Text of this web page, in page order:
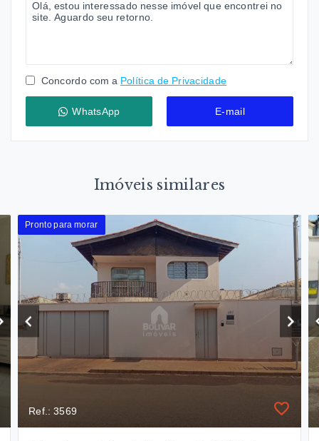
Concordo com a Política de Privacidade
WhatsApp E-mail
Imóveis similares
Pronto para morar
Ref.: 3569